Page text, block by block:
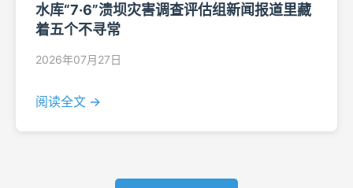
水库“7·6”溃坝灾害调查评估组新闻报道里藏
着五个不寻常
2026年07月27日
阅读全文 →